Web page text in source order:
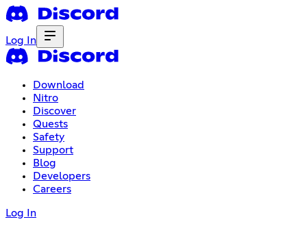
Log In
Download
Nitro
Discover
Quests
Safety
Support
Blog
Developers
Careers
Log In